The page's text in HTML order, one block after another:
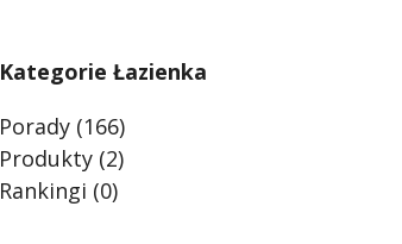
Kategorie Łazienka
Porady(166)
Produkty(2)
Rankingi (0)